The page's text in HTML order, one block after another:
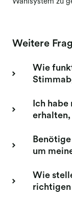
Wahlsystem zu
Weitere
Wie
Ich habe
erhalten,
um
Wie
richtigen